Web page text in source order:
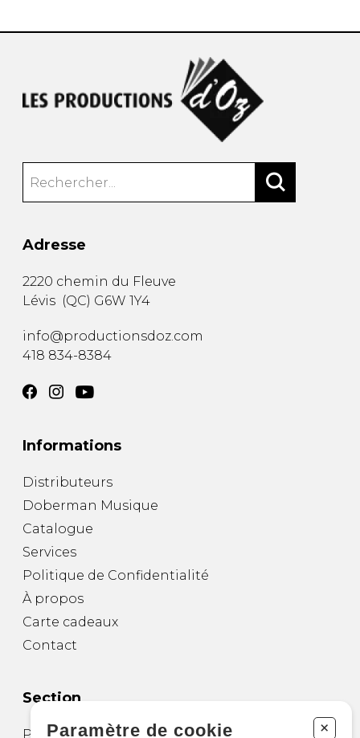
Adresse
2220 chemin du Fleuve
Lévis (QC) G6W 1Y4
info@productionsdoz.com
418 834-8384
Informations
Distributeurs
Doberman Musique
Catalogue
Services
Politique de Confidentialité
À propos
Carte cadeaux
Contact
Section
Partitions pour guitare
Paramètre de cookie +